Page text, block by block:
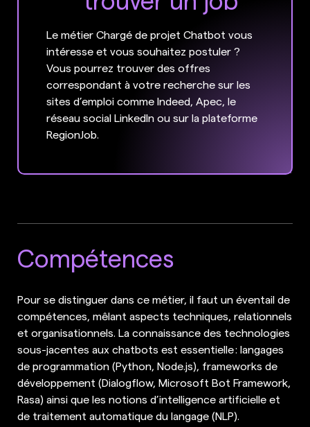
Le métier Chargé de projet Chatbot vous
intéresse et vous souhaitez postuler ?
Vous pourrez trouver des offres
correspondant à votre recherche sur les
sites d’emploi comme Indeed, Apec, le
réseau social LinkedIn ou sur la plateforme
RegionJob.
Compétences
Pour se distinguer dans ce métier, il faut un éventail de
compétences, mêlant aspects techniques, relationnels
et organisationnels. La connaissance des technologies
sous-jacentes aux chatbots est essentielle : langages
de programmation (Python, Node.js), frameworks de
développement (Dialogflow, Microsoft Bot Framework,
Rasa) ainsi que les notions d’intelligence artificielle et
de traitement automatique du langage (NLP).